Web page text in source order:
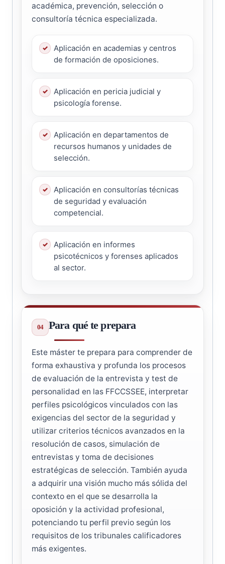
académica, prevención, selección o
consultoría técnica especializada.
Aplicación en academias y centros
de formación de oposiciones.
Aplicación en pericia judicial y
psicología forense.
Aplicación en departamentos de
recursos humanos y unidades de
selección.
Aplicación en consultorías técnicas
de seguridad y evaluación
competencial.
Aplicación en informes
psicotécnicos y forenses aplicados
al sector.
Para qué te prepara
Este máster te prepara para comprender de
forma exhaustiva y profunda los procesos
de evaluación de la entrevista y test de
personalidad en las FFCCSSEE, interpretar
perfiles psicológicos vinculados con las
exigencias del sector de la seguridad y
utilizar criterios técnicos avanzados en la
resolución de casos, simulación de
entrevistas y toma de decisiones
estratégicas de selección. También ayuda
a adquirir una visión mucho más sólida del
contexto en el que se desarrolla la
oposición y la actividad profesional,
potenciando tu perfil previo según los
requisitos de los tribunales calificadores
más exigentes.